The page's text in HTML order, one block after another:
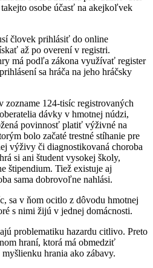
osobe účasť na akejkoľvek
človek prihlásiť do online
až po overení v registri.
má podľa zákona využívať register
sa hráča na jeho hráčsky
124-tisíc registrovaných
dávky v hmotnej núdzi,
povinnosť platiť výživné na
bolo začaté trestné stíhanie pre
výživy či diagnostikovaná choroba
si ani študent vysokej školy,
štipendium. Tiež existuje aj
sama dobrovoľne nahlási.
sa v ňom ocitlo z dôvodu hmotnej
s nimi žijú v jednej domácnosti.
problematiku hazardu citlivo. Preto
hraní, ktorá má obmedziť
hrania ako zábavy.